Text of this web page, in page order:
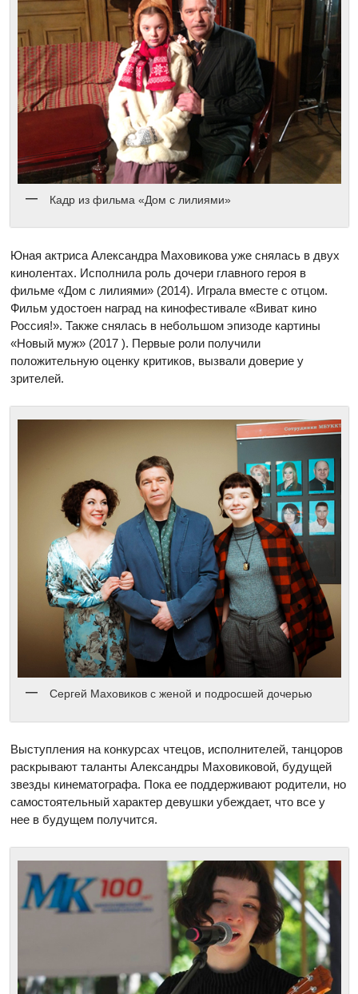
Кадр из фильма «Дом с лилиями»
Юная актриса Александра Маховикова уже снялась в двух
кинолентах. Исполнила роль дочери главного героя в
фильме «Дом с лилиями» (2014). Играла вместе с отцом.
Фильм удостоен наград на кинофестивале «Виват кино
Россия!». Также снялась в небольшом эпизоде картины
«Новый муж» (2017 ). Первые роли получили
положительную оценку критиков, вызвали доверие у
зрителей.
Сергей Маховиков с женой и подросшей дочерью
Выступления на конкурсах чтецов, исполнителей, танцоров
раскрывают таланты Александры Маховиковой, будущей
звезды кинематографа. Пока ее поддерживают родители, но
самостоятельный характер девушки убеждает, что все у
нее в будущем получится.